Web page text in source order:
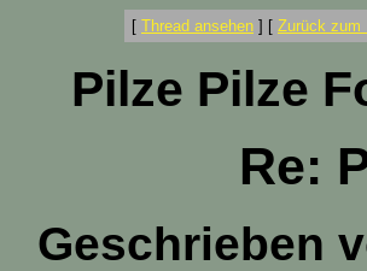
[ Thread ansehen ] [ Zurück zum
Pilze Pilze
Re:
Geschrieben